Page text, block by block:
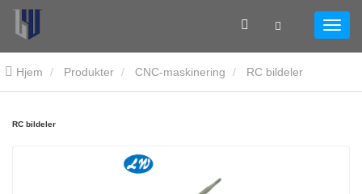
Hjem Produkter CNC-maskinering RC bildeler
RC bildeler